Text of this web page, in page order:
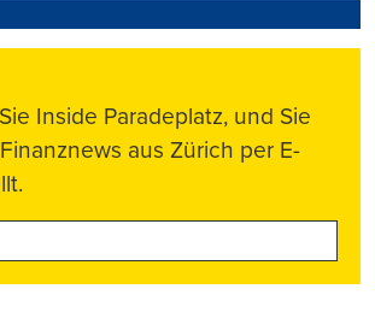
Inside Paradeplatz, und Sie
aus Zürich per E-